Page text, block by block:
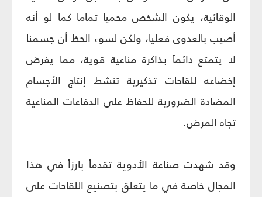
الوقائية، يكون الشخص محمياً تماماً كما لو أنه
أصيب بالعدوى فعلياً، ولكن لسوء الحظ أن جسمنا
لا يتمتع دائماً بذاكرة مناعية قوية، مما يفرض
إخضاعه للقاحات تذكيرية تنشط إنتاج الأجسام
المضادة الضرورية للحفاظ على الدفاعات المناعية
تجاه المرض.
وقد شهدت صناعة الأدوية تقدماً بارزاً في هذا
المجال خاصة في ما يتعلق بتصنيع اللقاحات على